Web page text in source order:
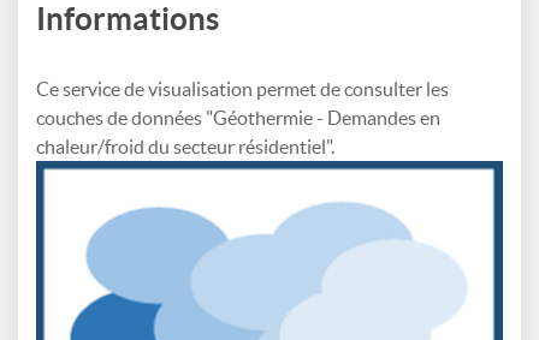
Informations
Ce service de visualisation permet de consulter les
couches de données "Géothermie - Demandes en
chaleur/froid du secteur résidentiel".